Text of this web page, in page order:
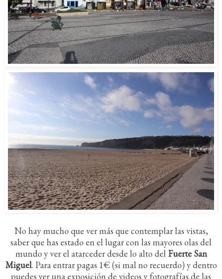
No hay mucho que ver más que contemplar las vistas,
saber que has estado en el lugar con las mayores olas del
mundo y ver el atarceder desde lo alto del Fuerte San
Miguel. Para entrar pagas 1€ (si mal no recuerdo) y dentro
puedes ver una exposición de videos y fotografías de las